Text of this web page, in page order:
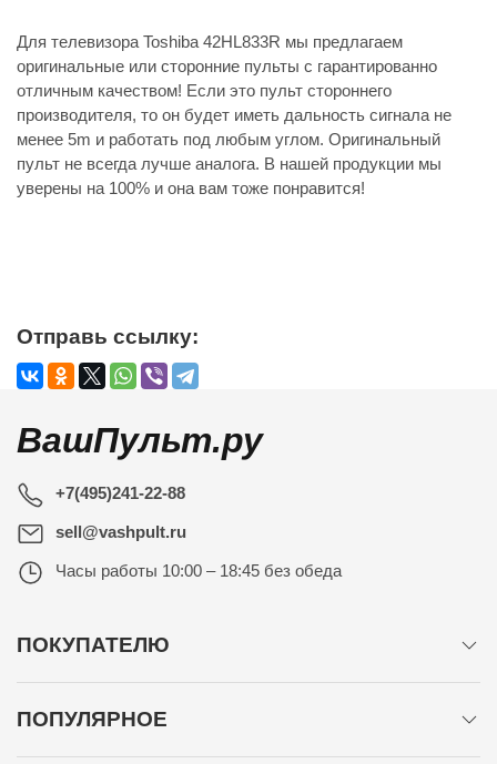
Для телевизора Toshiba 42HL833R мы предлагаем
оригинальные или сторонние пульты с гарантированно
отличным качеством! Если это пульт стороннего
производителя, то он будет иметь дальность сигнала не
менее 5m и работать под любым углом. Оригинальный
пульт не всегда лучше аналога. В нашей продукции мы
уверены на 100% и она вам тоже понравится!
Отправь ссылку:
ВашПульт.ру
+7(495)241-22-88
sell@vashpult.ru
Часы работы 10:00 – 18:45 без обеда
ПОКУПАТЕЛЮ
ПОПУЛЯРНОЕ